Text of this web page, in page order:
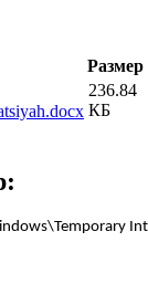
Размер
236.84
КБ